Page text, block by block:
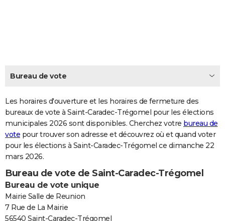
CARTE DE VOEUX
Dictionnaire
Biographies
Citations
Expressions
Proverbes
PROGRAMME TV
COPAINS D'AVANT
S'inscrire
Se connecter
Lycées
Collèges
Primaires
Universités
Entreprises
Service militaire
Avis de recherche
AVIS DE DÉCÈS
FORUM
Bricolage
Lifestyle
Culture
Sport
Auto
Television
Voyage
Cinema
Bureau de vote
Les horaires d'ouverture et les horaires de fermeture des
bureaux de vote à Saint-Caradec-Trégomel pour les élections
municipales 2026 sont disponibles. Cherchez votre bureau de
vote pour trouver son adresse et découvrez où et quand voter
pour les élections à Saint-Caradec-Trégomel ce dimanche 22
mars 2026.
Bureau de vote de Saint-Caradec-Trégomel
Bureau de vote unique
Mairie Salle de Reunion
7 Rue de La Mairie
56540 Saint-Caradec-Trégomel